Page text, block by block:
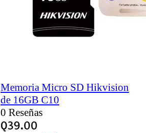
Memoria Micro SD Hikvision
de 16GB C10
0 Reseñas
Q39.00